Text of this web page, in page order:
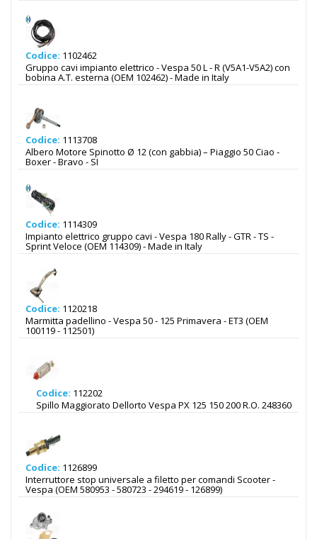
Codice: 1102462
Gruppo cavi impianto elettrico - Vespa 50 L - R (V5A1-V5A2) con
bobina A.T. esterna (OEM 102462) - Made in Italy
Codice: 1113708
Albero Motore Spinotto Ø 12 (con gabbia) – Piaggio 50 Ciao -
Boxer - Bravo - SI
Codice: 1114309
Impianto elettrico gruppo cavi - Vespa 180 Rally - GTR - TS -
Sprint Veloce (OEM 114309) - Made in Italy
Codice: 1120218
Marmitta padellino - Vespa 50 - 125 Primavera - ET3 (OEM
100119 - 112501)
Codice: 112202
Spillo Maggiorato Dellorto Vespa PX 125 150 200 R.O. 248360
Codice: 1126899
Interruttore stop universale a filetto per comandi Scooter -
Vespa (OEM 580953 - 580723 - 294619 - 126899)